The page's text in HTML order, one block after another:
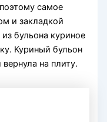
самое
и закладкой
бульона куриное
Куриный бульон
на плиту.